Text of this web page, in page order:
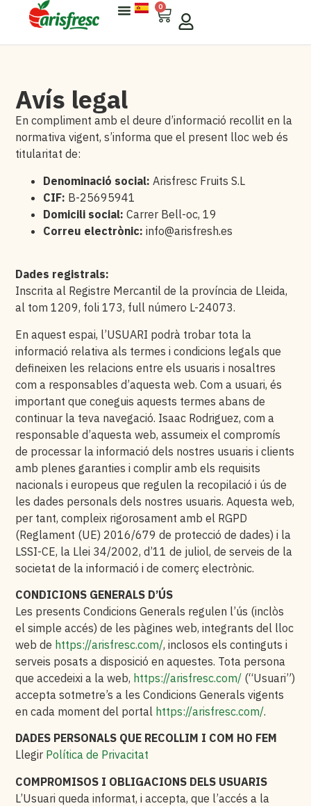
0
Avís legal
En compliment amb el deure d’informació recollit en la
normativa vigent, s’informa que el present lloc web és
titularitat de:
Denominació social: Arisfresc Fruits S.L
CIF: B-25695941
Domicili social: Carrer Bell-oc, 19
Correu electrònic: info@arisfresh.es
Dades registrals:
Inscrita al Registre Mercantil de la província de Lleida,
al tom 1209, foli 173, full número L-24073.
En aquest espai, l’USUARI podrà trobar tota la
informació relativa als termes i condicions legals que
defineixen les relacions entre els usuaris i nosaltres
com a responsables d’aquesta web. Com a usuari, és
important que coneguis aquests termes abans de
continuar la teva navegació. Isaac Rodriguez, com a
responsable d’aquesta web, assumeix el compromís
de processar la informació dels nostres usuaris i clients
amb plenes garanties i complir amb els requisits
nacionals i europeus que regulen la recopilació i ús de
les dades personals dels nostres usuaris. Aquesta web,
per tant, compleix rigorosament amb el RGPD
(Reglament (UE) 2016/679 de protecció de dades) i la
LSSI-CE, la Llei 34/2002, d’11 de juliol, de serveis de la
societat de la informació i de comerç electrònic.
CONDICIONS GENERALS D’ÚS
Les presents Condicions Generals regulen l’ús (inclòs
el simple accés) de les pàgines web, integrants del lloc
web de https://arisfresc.com/, inclosos els continguts i
serveis posats a disposició en aquestes. Tota persona
que accedeixi a la web, https://arisfresc.com/ (“Usuari”)
accepta sotmetre’s a les Condicions Generals vigents
en cada moment del portal https://arisfresc.com/.
DADES PERSONALS QUE RECOLLIM I COM HO FEM
Llegir Política de Privacitat
COMPROMISOS I OBLIGACIONS DELS USUARIS
L’Usuari queda informat, i accepta, que l’accés a la